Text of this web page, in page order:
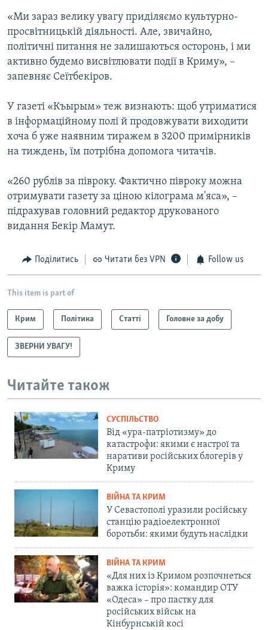
«Ми зараз велику увагу приділяємо культурно-
просвітницькій діяльності. Але, звичайно,
політичні питання не залишаються осторонь, і ми
активно будемо висвітлювати події в Криму», –
запевняє Сеїтбекіров.
У газеті «Къырым» теж визнають: щоб утриматися
в інформаційному полі й продовжувати виходити
хоча б уже наявним тиражем в 3200 примірників
на тиждень, їм потрібна допомога читачів.
«260 рублів за півроку. Фактично півроку можна
отримувати газету за ціною кілограма м'яса», –
підрахував головний редактор друкованого
видання Бекір Мамут.
Поділитись Читати без VPN Follow us
This item is part of
Крим Політика Статті Головне за добу
ЗВЕРНИ УВАГУ!
Читайте також
СУСПІЛЬСТВО
Від «ура-патріотизму» до
катастрофи: якими є настрої та
наративи російських блогерів у
Криму
ВІЙНА ТА КРИМ
У Севастополі уразили російську
станцію радіоелектронної
боротьби: якими будуть наслідки
ВІЙНА ТА КРИМ
«Для них із Кримом розпочнеться
важка історія»: командир ОТУ
«Одеса» – про пастку для
російських військ на
Кінбурнській косі